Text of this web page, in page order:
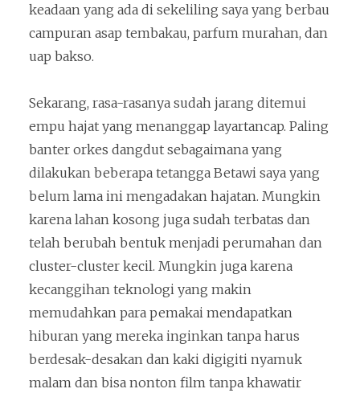
keadaan yang ada di sekeliling saya yang berbau
campuran asap tembakau, parfum murahan, dan
uap bakso.
Sekarang, rasa-rasanya sudah jarang ditemui
empu hajat yang menanggap layartancap. Paling
banter orkes dangdut sebagaimana yang
dilakukan beberapa tetangga Betawi saya yang
belum lama ini mengadakan hajatan. Mungkin
karena lahan kosong juga sudah terbatas dan
telah berubah bentuk menjadi perumahan dan
cluster-cluster kecil. Mungkin juga karena
kecanggihan teknologi yang makin
memudahkan para pemakai mendapatkan
hiburan yang mereka inginkan tanpa harus
berdesak-desakan dan kaki digigiti nyamuk
malam dan bisa nonton film tanpa khawatir